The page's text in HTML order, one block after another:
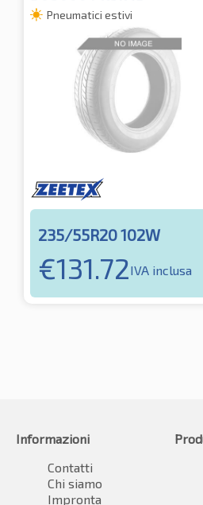
Pneumatici estivi
235/55R20 102W
€131.72IVA inclusa
Informazioni
Contatti
Chi siamo
Impronta